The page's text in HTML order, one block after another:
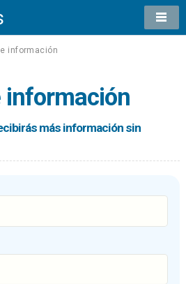
información
información
más información sin